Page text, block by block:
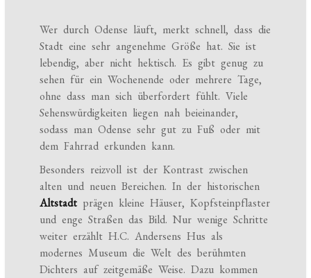
Wer durch Odense läuft, merkt schnell, dass die
Stadt eine sehr angenehme Größe hat. Sie ist
lebendig, aber nicht hektisch. Es gibt genug zu
sehen für ein Wochenende oder mehrere Tage,
ohne dass man sich überfordert fühlt. Viele
Sehenswürdigkeiten liegen nah beieinander,
sodass man Odense sehr gut zu Fuß oder mit
dem Fahrrad erkunden kann.
Besonders reizvoll ist der Kontrast zwischen
alten und neuen Bereichen. In der historischen
Altstadt prägen kleine Häuser, Kopfsteinpflaster
und enge Straßen das Bild. Nur wenige Schritte
weiter erzählt H.C. Andersens Hus als
modernes Museum die Welt des berühmten
Dichters auf zeitgemäße Weise. Dazu kommen